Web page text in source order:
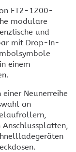
FT2-1200-
modulare
und
mit Drop-In-
einem
Neunerreihe
an